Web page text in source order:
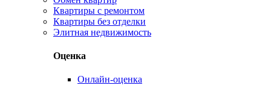
Квартиры с ремонтом
Квартиры без отделки
Элитная недвижимость
Оценка
Онлайн-оценка